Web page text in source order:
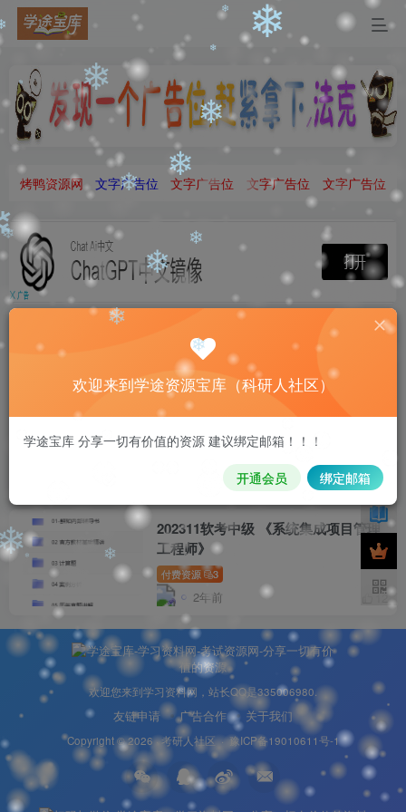
烤鸭资源网 文字广告位 文字广告位 文字广告位 文字广告位
202311软考中级 《系统集成项目管理
工程师》
付费资源 3
2年前 12
欢迎您来到学习资料网，站长QQ是335006980.
友链申请 广告合作 关于我们
Copyright © 2026 ·考研人社区·豫ICP备19010611号-1
欢迎来到学途资源宝库（科研人社区）
学途宝库 分享一切有价值的资源 建议绑定邮箱！！！
开通会员 绑定邮箱
❄
❄ ❄
❄
❄
❄ ❄
❄
❄